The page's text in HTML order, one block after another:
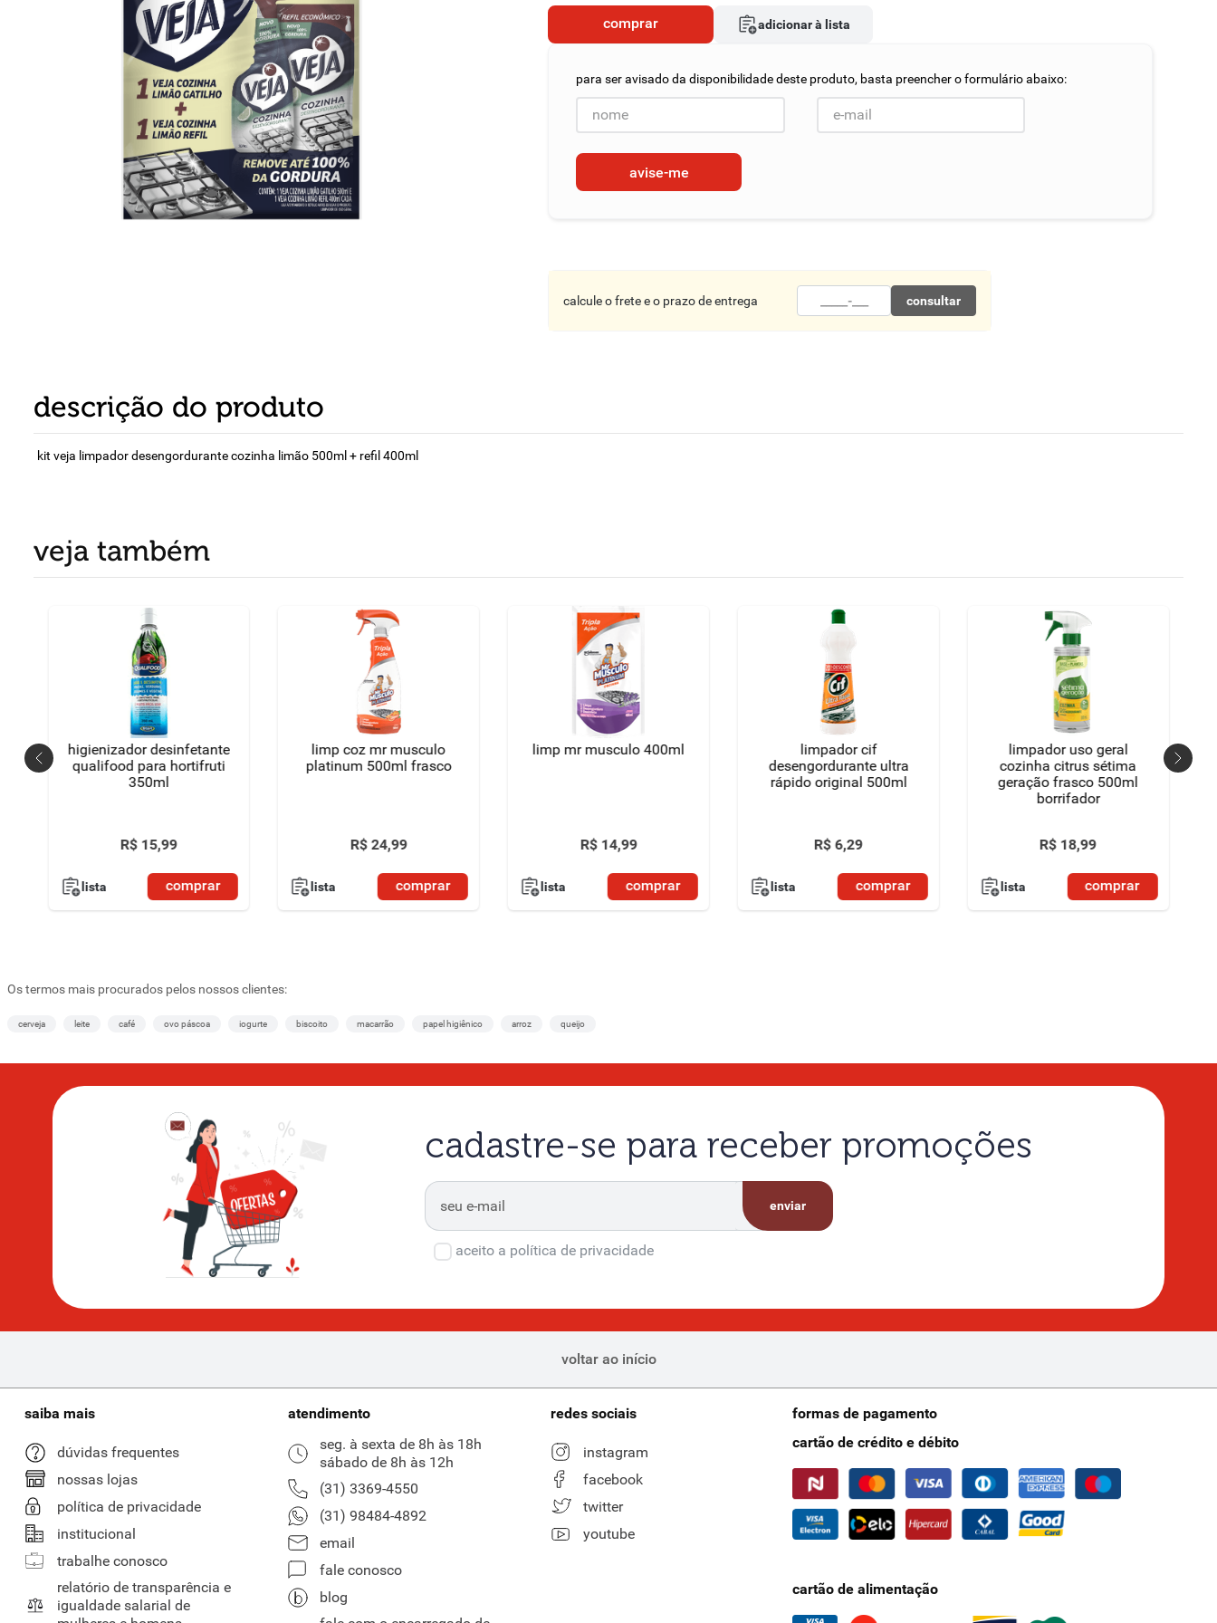
comprar adicionar à lista
avise-me
calcule o frete e o prazo de entrega consultar
descrição do produto
kit veja limpador desengordurante cozinha limão 500ml + refil 400ml
veja também
higienizador desinfetante
qualifood para hortifruti
350ml
R$ 15,99
lista comprar
limp coz mr musculo
platinum 500ml frasco
R$ 24,99
lista comprar
limp mr musculo 400ml
R$ 14,99
lista comprar
limpador cif
desengordurante ultra
rápido original 500ml
R$ 6,29
lista comprar
limpador uso geral
cozinha citrus sétima
geração frasco 500ml
borrifador
R$ 18,99
lista comprar
Os termos mais procurados pelos nossos clientes:
cerveja leite café ovo páscoa iogurte biscoito macarrão papel higiênico arroz queijo
cadastre-se para receber promoções
enviar
aceito a política de privacidade
voltar ao início
saiba mais
dúvidas frequentes
nossas lojas
política de privacidade
institucional
trabalhe conosco
relatório de transparência e
igualdade salarial de
atendimento
seg. à sexta de 8h às 18h
sábado de 8h às 12h
(31) 3369-4550
(31) 98484-4892
email
fale conosco
blog
redes sociais
instagram
facebook
twitter
youtube
formas de pagamento
cartão de crédito e débito
cartão de alimentação
8º detergente
9º chocolate
10º macarrão